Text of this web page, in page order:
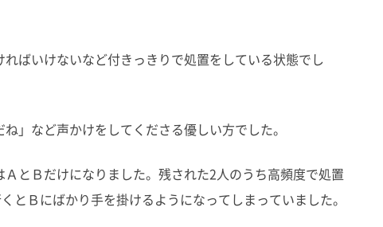
ばいけないなど付きっきりで処置をしている状態でし
」など声かけをしてくださる優しい方でした。
とＢだけになりました。残された2人のうち高頻度で処置
Ｂにばかり手を掛けるようになってしまっていました。